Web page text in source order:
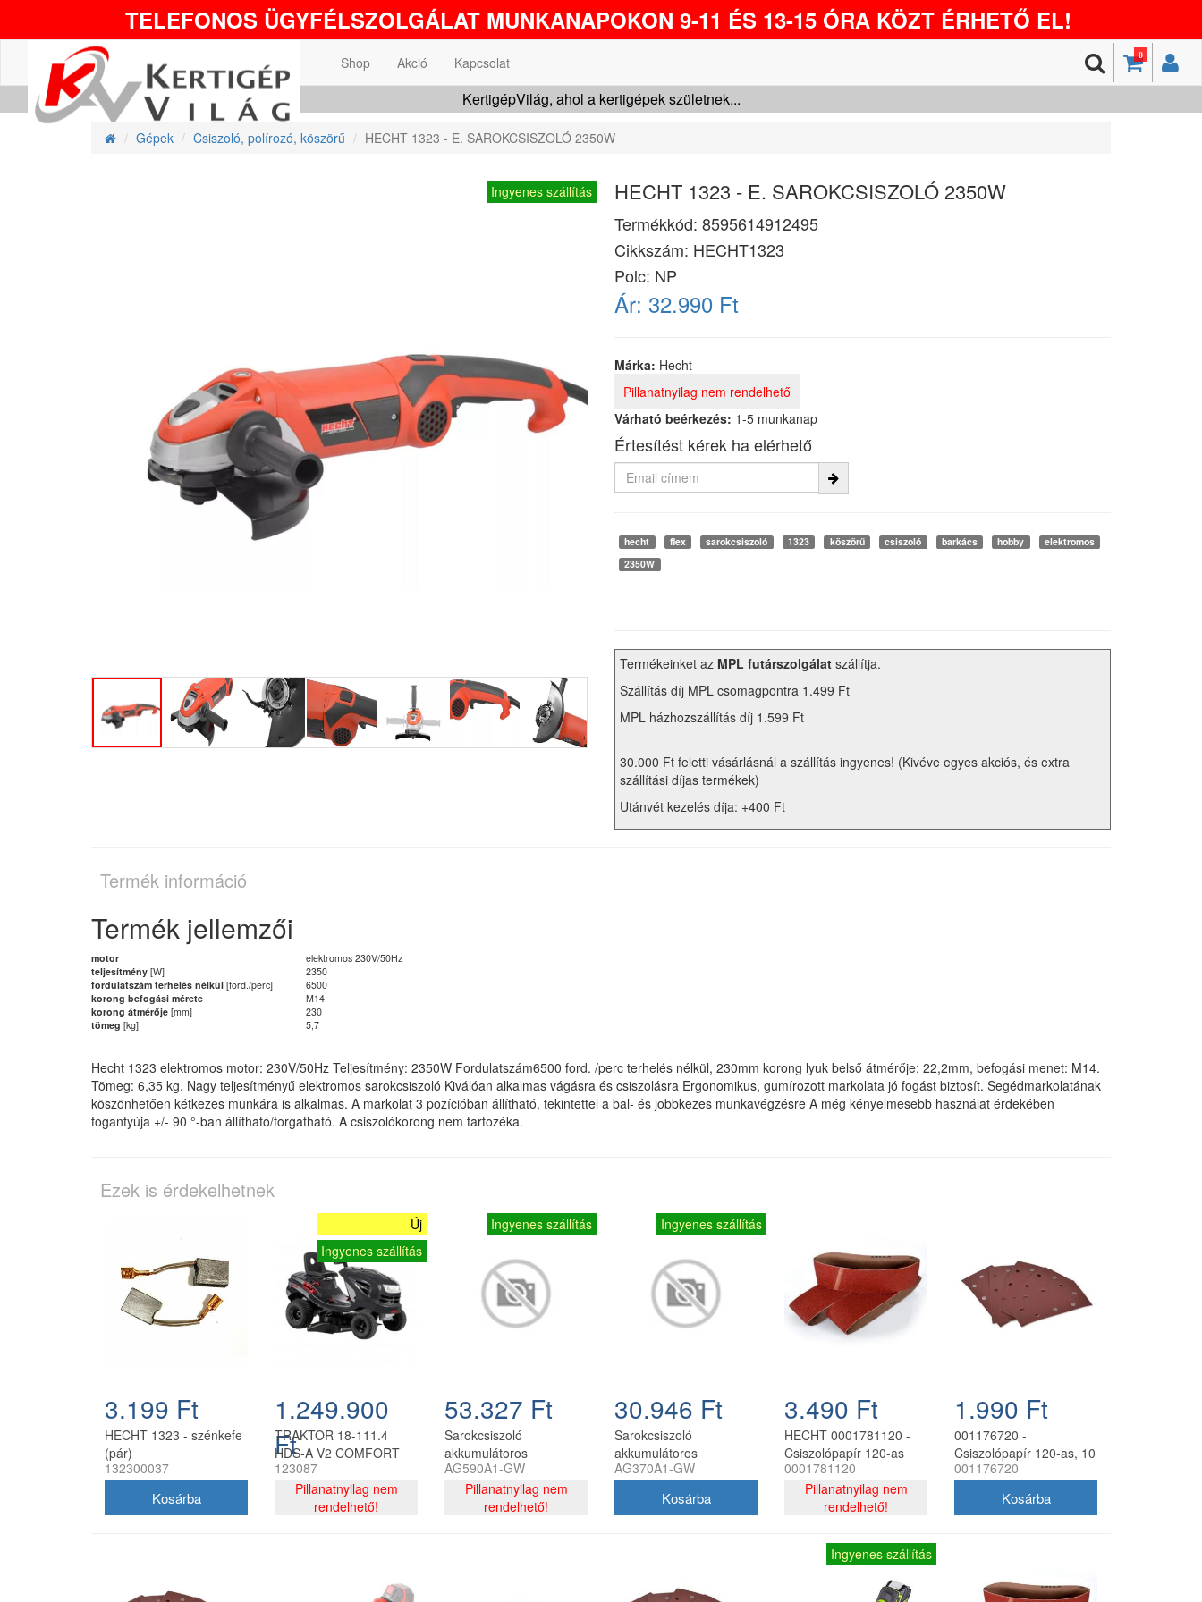
TELEFONOS ÜGYFÉLSZOLGÁLAT MUNKANAPOKON 9-11 ÉS 13-15 ÓRA KÖZT ÉRHETŐ EL!
0
Shop Akció Kapcsolat
KertigépVilág, ahol a kertigépek születnek...
Gépek Csiszoló, polírozó, köszörű HECHT 1323 - E. SAROKCSISZOLÓ 2350W
Ingyenes szállítás HECHT 1323 - E. SAROKCSISZOLÓ 2350W
Termékkód: 8595614912495
Cikkszám: HECHT1323
Polc: NP
Ár: 32.990 Ft
Márka: Hecht
Pillanatnyilag nem rendelhető
Várható beérkezés: 1-5 munkanap
Értesítést kérek ha elérhető
hecht flex sarokcsiszoló 1323 köszörű csiszoló barkács hobby
elektromos
2350W
Termékeinket az MPL futárszolgálat szállítja.
Szállítás díj MPL csomagpontra 1.499 Ft
MPL házhozszállítás díj 1.599 Ft
30.000 Ft feletti vásárlásnál a szállítás ingyenes! (Kivéve egyes akciós, és extra
szállítási díjas termékek)
Utánvét kezelés díja: +400 Ft
Termék információ
Termék jellemzői
motor
elektromos 230V/50Hz
teljesítmény [W]
2350
fordulatszám terhelés nélkül [ford./perc]
6500
korong befogási mérete
M14
korong átmérője [mm]
230
tömeg [kg] 5,7
Hecht 1323 elektromos motor: 230V/50Hz Teljesítmény: 2350W Fordulatszám6500 ford. /perc terhelés nélkül, 230mm korong lyuk belső átmérője: 22,2mm, befogási menet: M14.
Tömeg: 6,35 kg. Nagy teljesítményű elektromos sarokcsiszoló Kiválóan alkalmas vágásra és csiszolásra Ergonomikus, gumírozott markolata jó fogást biztosít. Segédmarkolatának
köszönhetően kétkezes munkára is alkalmas. A markolat 3 pozícióban állítható, tekintettel a bal- és jobbkezes munkavégzésre A még kényelmesebb használat érdekében
fogantyúja +/- 90 °-ban állítható/forgatható. A csiszolókorong nem tartozéka.
Ezek is érdekelhetnek
3.199 Ft
HECHT 1323 - szénkefe
(pár)
132300037
Új
Ingyenes szállítás
1.249.900
Ft
TRAKTOR 18-111.4
HDS-A V2 COMFORT
123087
Pillanatnyilag nem
rendelhető!
Ingyenes szállítás
53.327 Ft
Sarokcsiszoló
akkumulátoros
Greenworks AG590
akkumulátorral és
AG590A1-GW
Pillanatnyilag nem
rendelhető!
Ingyenes szállítás
30.946 Ft
Sarokcsiszoló
akkumulátoros
Greenworks AG370
AG370A1-GW
3.490 Ft
HECHT 0001781120 -
Csiszolópapír 120-as
533*76 (3db-os)
0001781120
Pillanatnyilag nem
rendelhető!
1.990 Ft
001176720 -
Csiszolópapír 120-as, 10
db
001176720
Ingyenes szállítás